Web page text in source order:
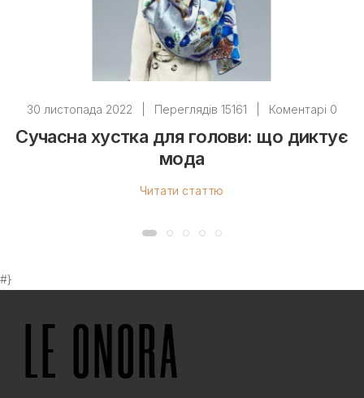
30 листопада 2022 Переглядів 15161 Коментарі 0
Сучасна хустка для голови: що диктує
мода
Читати статтю
#}